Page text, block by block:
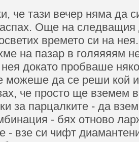
че тази вечер няма да
Още на следващия
времето си на
на пазар в голяяяям
докато пробваше
можеше да се реши кой
че просто ще вземем
за парцалките - да
- бях отново
- взе си чифт